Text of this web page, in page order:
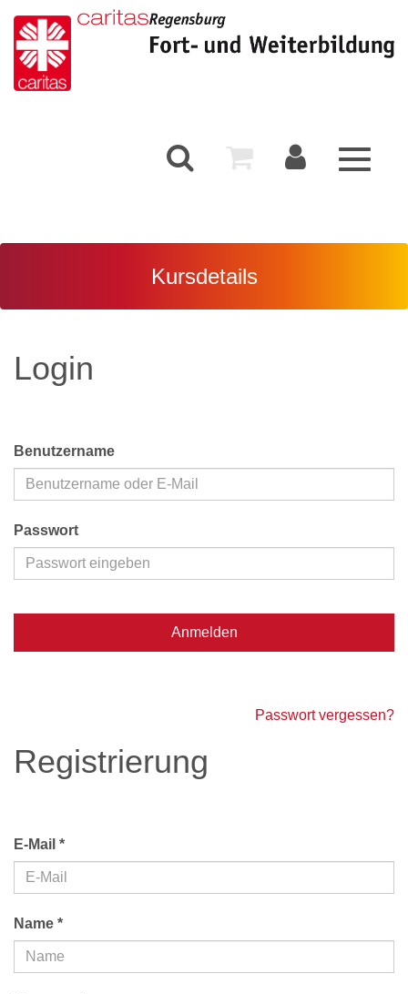
Toggle
Kursdetails
Login
Benutzername
Passwort
Anmelden
Passwort vergessen?
Registrierung
E-Mail *
Name *